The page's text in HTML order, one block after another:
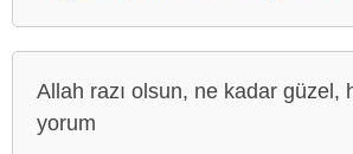
Allah razı olsun, ne kadar güzel,
yorum